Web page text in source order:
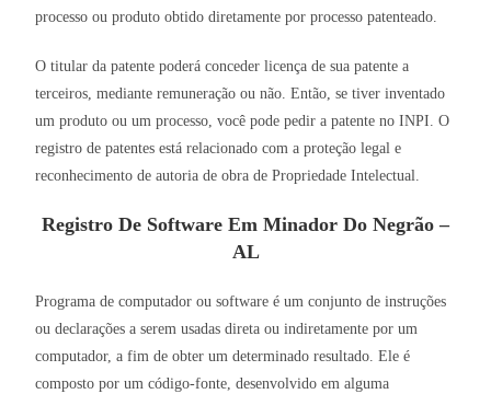
processo ou produto obtido diretamente por processo patenteado.
O titular da patente poderá conceder licença de sua patente a
terceiros, mediante remuneração ou não. Então, se tiver inventado
um produto ou um processo, você pode pedir a patente no INPI. O
registro de patentes está relacionado com a proteção legal e
reconhecimento de autoria de obra de Propriedade Intelectual.
Registro De Software Em Minador Do Negrão –
AL
Programa de computador ou software é um conjunto de instruções
ou declarações a serem usadas direta ou indiretamente por um
computador, a fim de obter um determinado resultado. Ele é
composto por um código-fonte, desenvolvido em alguma